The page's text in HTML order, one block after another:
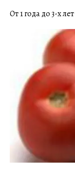
От 1 года до 3-х лет